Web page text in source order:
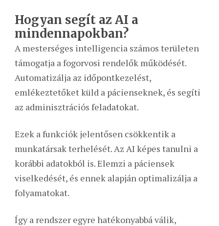
Hogyan segít az AI a
mindennapokban?
A mesterséges intelligencia számos területen
támogatja a fogorvosi rendelők működését.
Automatizálja az időpontkezelést,
emlékeztetőket küld a pácienseknek, és segíti
az adminisztrációs feladatokat.
Ezek a funkciók jelentősen csökkentik a
munkatársak terhelését. Az AI képes tanulni a
korábbi adatokból is. Elemzi a páciensek
viselkedését, és ennek alapján optimalizálja a
folyamatokat.
Így a rendszer egyre hatékonyabbá válik,